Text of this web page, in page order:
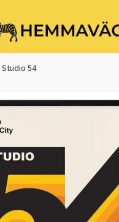
Studio 54